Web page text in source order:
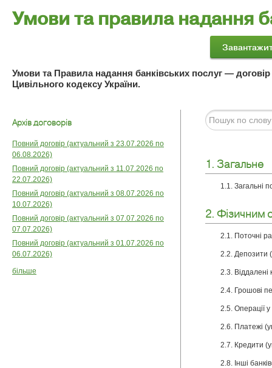
Умови та правила надання
Умови та Правила надання банківських послуг —
Цивільного кодексу України.
Архів договорів
Повний договір (актуальний з 23.07.2026 по
06.08.2026)
Повний договір (актуальний з 11.07.2026 по
22.07.2026)
Повний договір (актуальний з 08.07.2026 по
10.07.2026)
Повний договір (актуальний з 07.07.2026 по
07.07.2026)
Повний договір (актуальний з 01.07.2026 по
06.07.2026)
більше
1. Загальне
1.1. Загальні
2. Фізичним
2.1. Поточні
2.2. Депозити
2.3. Віддалені
2.4. Грошові
2.5. Операції
2.6. Платежі
2.7. Кредити
2.8. Інші